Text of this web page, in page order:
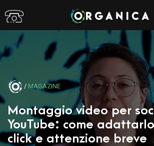
/ MAGAZINE
Montaggio video per
YouTube: come
click e attenzione breve